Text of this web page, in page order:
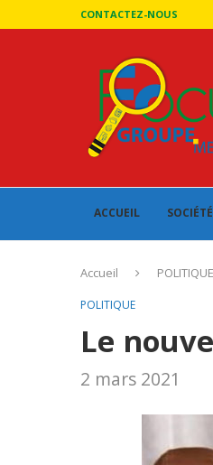
CONTACTEZ-NOUS
ACCUEIL SOCIÉTÉ
Accueil POLITIQUE
POLITIQUE
Le
2 mars 2021